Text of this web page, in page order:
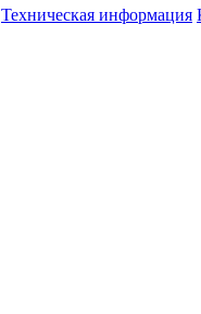
Техническая информация